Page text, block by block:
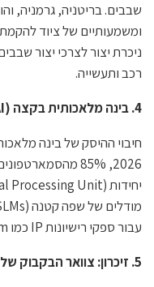
שבבים. בריטניה, גרמניה,
ומשמעותיים של ציוד
ניכרת יצור לצרכי יצור
רכב ותעשייה.
4. בינה מלאכותית בקצה (
חיבוי ההיסק של בינה
2026, 85%
עבור ספקי רישיונות IP כמו Arm , סינופסיס ו-Cadence.
5. זיכרון: צוואר הבקבוק של